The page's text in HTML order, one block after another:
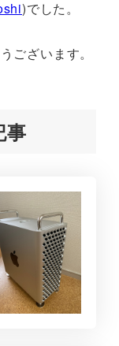
)でした。
ございます。
事